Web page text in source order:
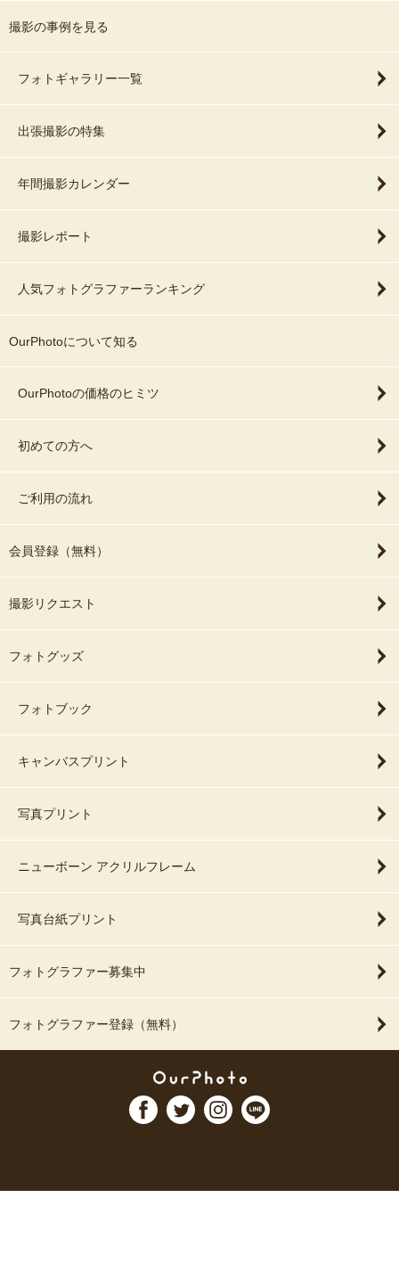
撮影の事例を見る
フォトギャラリー一覧
出張撮影の特集
年間撮影カレンダー
撮影レポート
人気フォトグラファーランキング
OurPhotoについて知る
OurPhotoの価格のヒミツ
初めての方へ
ご利用の流れ
会員登録（無料）
撮影リクエスト
フォトグッズ
フォトブック
キャンバスプリント
写真プリント
ニューボーン アクリルフレーム
写真台紙プリント
フォトグラファー募集中
フォトグラファー登録（無料）